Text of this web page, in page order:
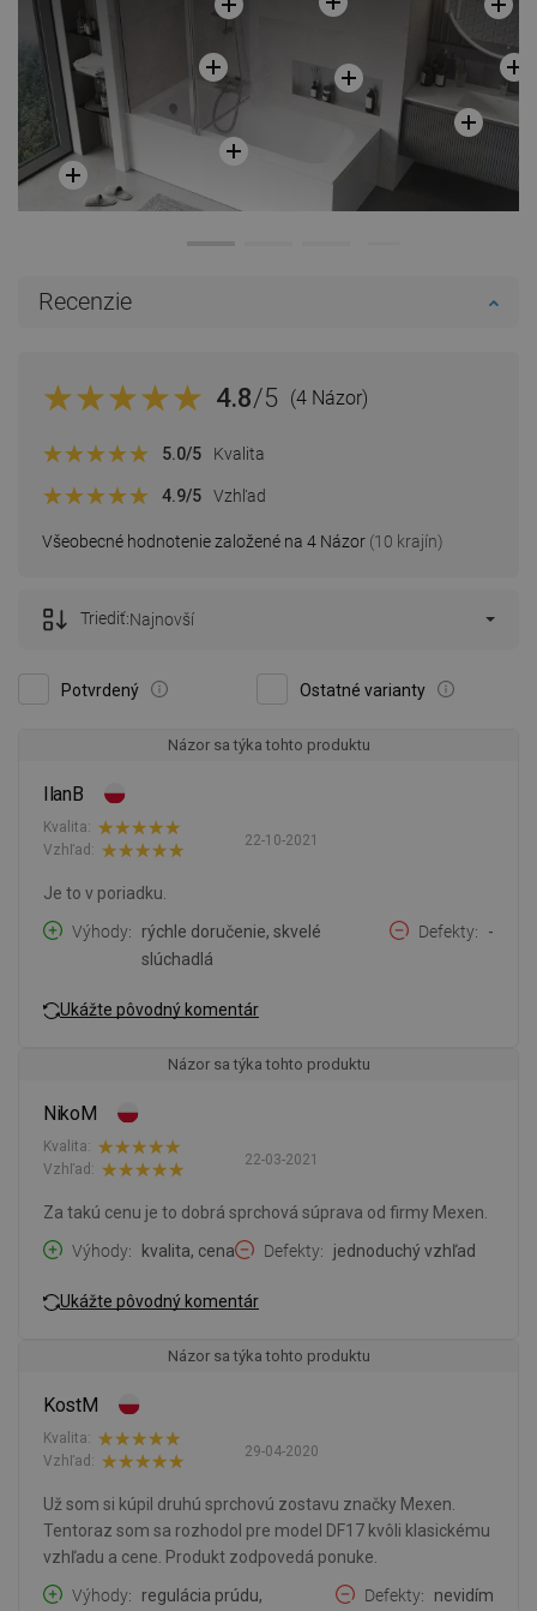
Recenzie
4.8/5 (4 Názor)
Všeobecné hodnotenie založené na 4 Názor (10 krajín)
5.0/5 Kvalita
4.9/5 Vzhľad
Potvrdený Ostatné varianty
Triediť:Najnovší
Názor sa týka tohto produktu
IlanB
22-10-2021
Kvalita:
Vzhľad:
Je to v poriadku.
Výhody
rýchle doručenie, skvelé
slúchadlá
Defekty -
Ukážte pôvodný komentár
Názor sa týka tohto produktu
NikoM
22-03-2021
Kvalita:
Vzhľad:
Za takú cenu je to dobrá sprchová súprava od firmy Mexen.
Výhody
kvalita, cena Defekty jednoduchý vzhľad
Ukážte pôvodný komentár
Názor sa týka tohto produktu
KostM
29-04-2020
Kvalita:
Vzhľad:
Už som si kúpil druhú sprchovú zostavu značky Mexen.
Tentoraz som sa rozhodol pre model DF17 kvôli klasickému
vzhľadu a cene. Produkt zodpovedá ponuke.
Výhody
regulácia prúdu,
Defekty nevidím